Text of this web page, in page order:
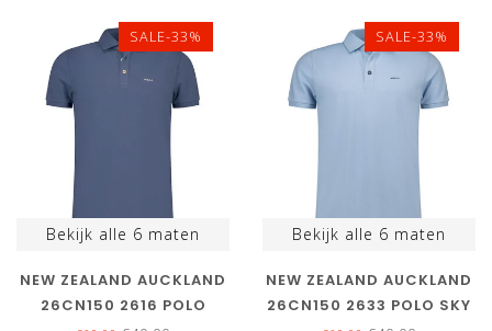
SALE-33%
Bekijk alle 6 maten
NEW ZEALAND AUCKLAND
26CN150 2616 POLO
SALE-33%
Bekijk alle 6 maten
NEW ZEALAND AUCKLAND
26CN150 2633 POLO SKY